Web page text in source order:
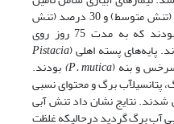
100 درصد (بدون تنش)، 65 درصد (تنش متوسط) و 30 درصد (تنش
شدید) نیاز تبخیر و تعرقی گیاه بودند که به مدت 75 روز روی
Pistacia
سرخس و بنه (P. mutica
)بودند.
پتانسیلآب برگ و محتوای نسبی
نتایج نشان داد تنش آبی
آب برگ گردید درحالیکه غلظت